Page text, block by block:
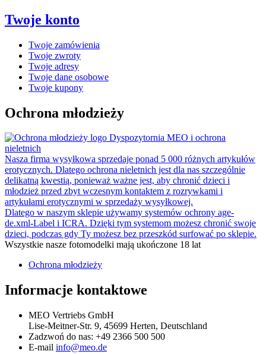
Twoje konto
Twoje zamówienia
Twoje zwroty
Twoje adresy
Twoje dane osobowe
Twoje kupony
Ochrona młodzieży
Dyspozytornia MEO i ochrona
nieletnich
Nasza firma wysyłkowa sprzedaje ponad 5 000 różnych artykułów
erotycznych. Dlatego ochrona nieletnich jest dla nas szczególnie
delikatną kwestią, ponieważ ważne jest, aby chronić dzieci i
młodzież przed zbyt wczesnym kontaktem z rozrywkami i
artykułami erotycznymi w sprzedaży wysyłkowej.
Dlatego w naszym sklepie używamy systemów ochrony age-
de.xml-Label i ICRA. Dzięki tym systemom możesz chronić swoje
dzieci, podczas gdy Ty możesz bez przeszkód surfować po sklepie.
Wszystkie nasze fotomodelki mają ukończone 18 lat
Ochrona młodzieży
Informacje kontaktowe
MEO Vertriebs GmbH
Lise-Meitner-Str. 9, 45699 Herten, Deutschland
Zadzwoń do nas: +49 2366 500 500
E-mail info@meo.de